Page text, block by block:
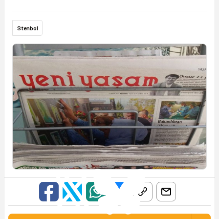
Stenbol